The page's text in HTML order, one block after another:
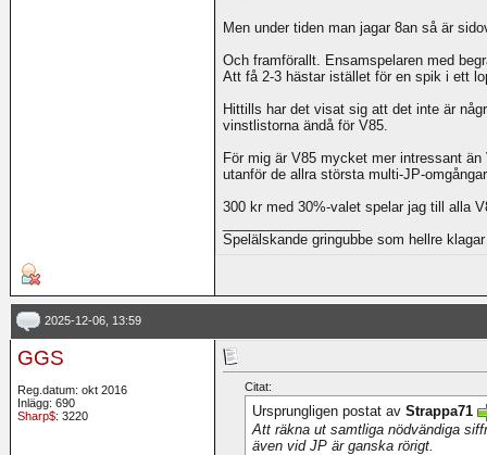
Men under tiden man jagar 8an så är
Och framförallt. Ensamspelaren med
Att få 2-3 hästar istället för en spik i ett
Hittills har det visat sig att det inte är
vinstlistorna ändå för V85.
För mig är V85 mycket mer intressant
utanför de allra största multi-JP-
300 kr med 30%-valet spelar jag till alla
Spelälskande gringubbe som hellre
2025-12-06, 13:59
GGS
Reg.datum: okt 2016
Inlägg: 690
Sharp$: 3220
Citat:
Ursprungligen postat av Strappa71
Att räkna ut samtliga nödvändiga
även vid JP är ganska rörigt.